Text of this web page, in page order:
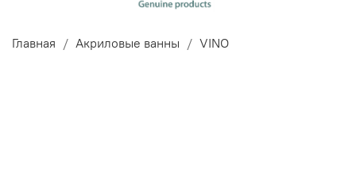
Главная Акриловые ванны VINO